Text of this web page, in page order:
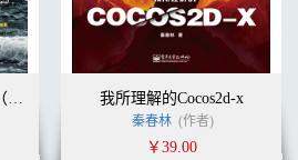
Unity3D大风暴之入门篇（海量教学视频版）(含DVD光盘3张) 我所理解的Cocos2d-x
秦春林 (作者)
￥39.00